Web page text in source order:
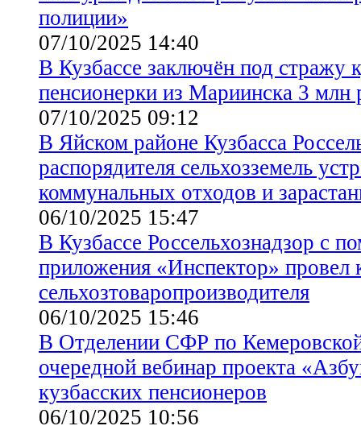
полиции»
07/10/2025 14:40
В Кузбассе заключён под стражу
пенсионерки из Мариинска 3 млн
07/10/2025 09:12
В Яйском районе Кузбасса
распорядителя сельхозземель
коммунальных отходов и
06/10/2025 15:47
В Кузбассе Россельхознадзор с
приложения «Инспектор» провел
сельхозтоваропроизводителя
06/10/2025 15:46
В Отделении СФР по
очередной вебинар проекта
кузбасских пенсионеров
06/10/2025 10:56